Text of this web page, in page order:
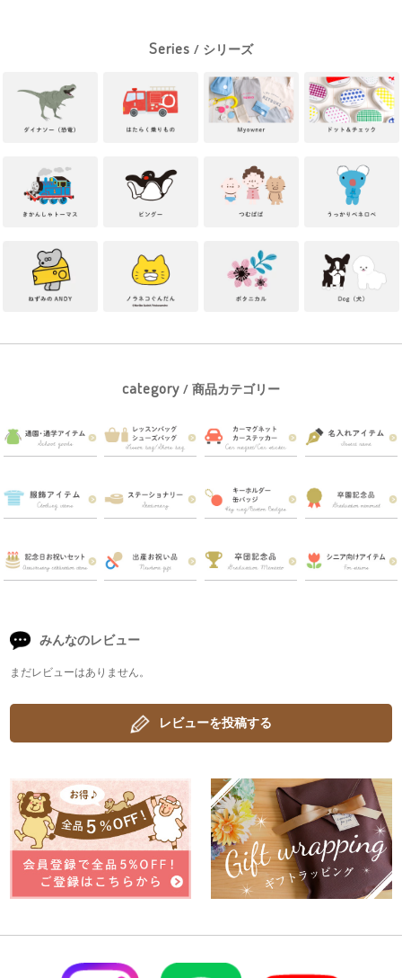
Series / シリーズ
category / 商品カテゴリー
みんなのレビュー
まだレビューはありません。
レビューを投稿する